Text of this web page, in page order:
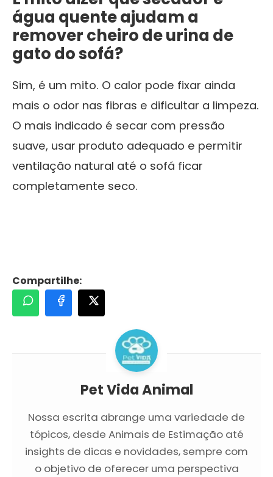
água quente ajudam a
remover cheiro de urina de
gato do sofá?
Sim, é um mito. O calor pode fixar ainda
mais o odor nas fibras e dificultar a limpeza.
O mais indicado é secar com pressão
suave, usar produto adequado e permitir
ventilação natural até o sofá ficar
completamente seco.
Compartilhe:
Pet Vida Animal
Nossa escrita abrange uma variedade de
tópicos, desde Animais de Estimação até
insights de dicas e novidades, sempre com
o objetivo de oferecer uma perspectiva